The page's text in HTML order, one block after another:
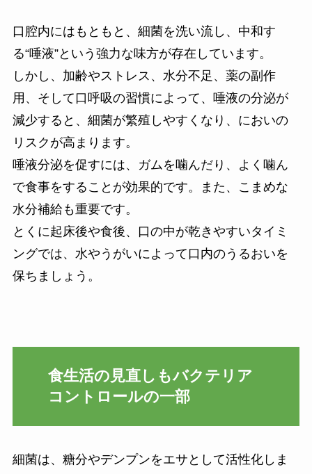
口腔内にはもともと、細菌を洗い流し、中和す
る“唾液”という強力な味方が存在しています。
しかし、加齢やストレス、水分不足、薬の副作
用、そして口呼吸の習慣によって、唾液の分泌が
減少すると、細菌が繁殖しやすくなり、においの
リスクが高まります。
唾液分泌を促すには、ガムを噛んだり、よく噛ん
で食事をすることが効果的です。また、こまめな
水分補給も重要です。
とくに起床後や食後、口の中が乾きやすいタイミ
ングでは、水やうがいによって口内のうるおいを
保ちましょう。
食生活の見直しもバクテリア
コントロールの一部
細菌は、糖分やデンプンをエサとして活性化しま